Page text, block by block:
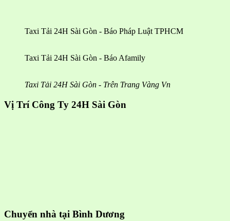
Taxi Tải 24H Sài Gòn - Báo Pháp Luật TPHCM
Taxi Tải 24H Sài Gòn - Báo Afamily
Taxi Tải 24H Sài Gòn - Trên Trang Vàng Vn
Vị Trí Công Ty 24H Sài Gòn
Chuyển nhà tại Bình Dương